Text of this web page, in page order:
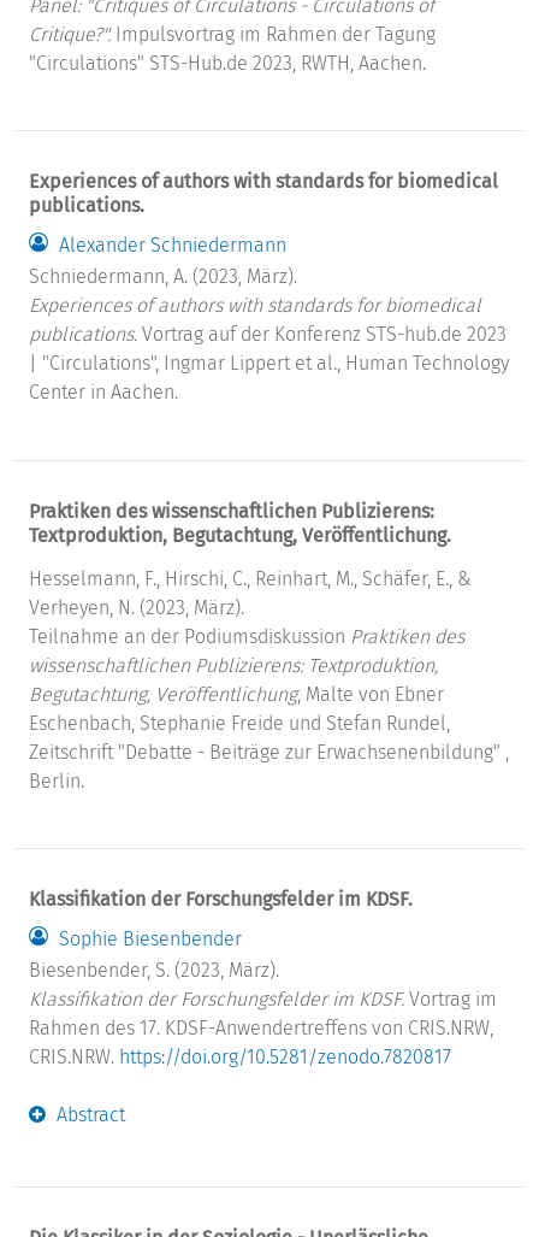
Panel: "Critiques of Circulations - Circulations of
Critique?".Impulsvortrag im Rahmen der Tagung
"Circulations" STS-Hub.de 2023, RWTH, Aachen.
Experiences of authors with standards for biomedical
publications.
Alexander Schniedermann
Schniedermann, A. (2023, März).
Experiences of authors with standards for biomedical
publications. Vortrag auf der Konferenz STS-hub.de 2023
| "Circulations", Ingmar Lippert et al., Human Technology
Center in Aachen.
Praktiken des wissenschaftlichen Publizierens:
Textproduktion, Begutachtung, Veröffentlichung.
Hesselmann, F., Hirschi, C., Reinhart, M., Schäfer, E., &
Verheyen, N. (2023, März).
Teilnahme an der Podiumsdiskussion Praktiken des
wissenschaftlichen Publizierens: Textproduktion,
Begutachtung, Veröffentlichung, Malte von Ebner
Eschenbach, Stephanie Freide und Stefan Rundel,
Zeitschrift "Debatte - Beiträge zur Erwachsenenbildung" ,
Berlin.
Klassifikation der Forschungsfelder im KDSF.
Sophie Biesenbender
Biesenbender, S. (2023, März).
Klassifikation der Forschungsfelder im KDSF. Vortrag im
Rahmen des 17. KDSF-Anwendertreffens von CRIS.NRW,
CRIS.NRW. https://doi.org/10.5281/zenodo.7820817
Abstract